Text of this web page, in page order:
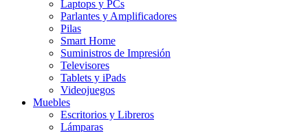
Laptops y PCs
Parlantes y Amplificadores
Pilas
Smart Home
Suministros de Impresión
Televisores
Tablets y iPads
Videojuegos
Muebles
Escritorios y Libreros
Lámparas